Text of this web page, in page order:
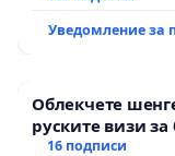
Уведомление за
Облекчете
руските визи за
16 подписи